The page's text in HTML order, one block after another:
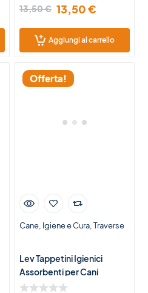
13,50€ 13,50€
Aggiungi al carrello
Offerta!
Cane Igiene e Cura Traverse
Lev Tappetini Igienici
Assorbenti per Cani
60x60cm – 50pcs